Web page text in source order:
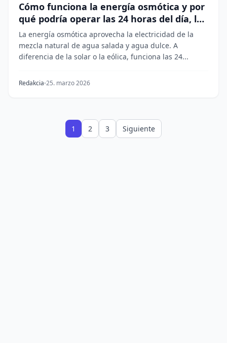
Cómo funciona la energía osmótica y por
qué podría operar las 24 horas del día, los
7 días de la semana
La energía osmótica aprovecha la electricidad de la
mezcla natural de agua salada y agua dulce. A
diferencia de la solar o la eólica, funciona las 24...
Redakcia 25. marzo 2026
1 2 3 Siguiente